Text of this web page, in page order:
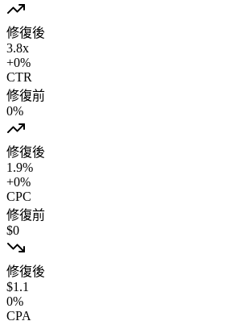
修復後
3.8x
+0%
CTR
修復前
0%
修復後
1.9%
+0%
CPC
修復前
$0
修復後
$1.1
0%
CPA